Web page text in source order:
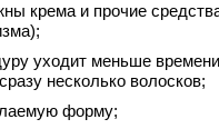
крема и прочие
уходит меньше
несколько волосков;
форму;